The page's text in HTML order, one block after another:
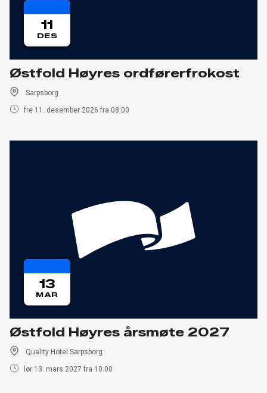
11
DES
Østfold Høyres ordførerfrokost
Sarpsborg
fre 11. desember 2026 fra 08:00
13
MAR
Østfold Høyres årsmøte 2027
Quality Hotel Sarpsborg
lør 13. mars 2027 fra 10:00